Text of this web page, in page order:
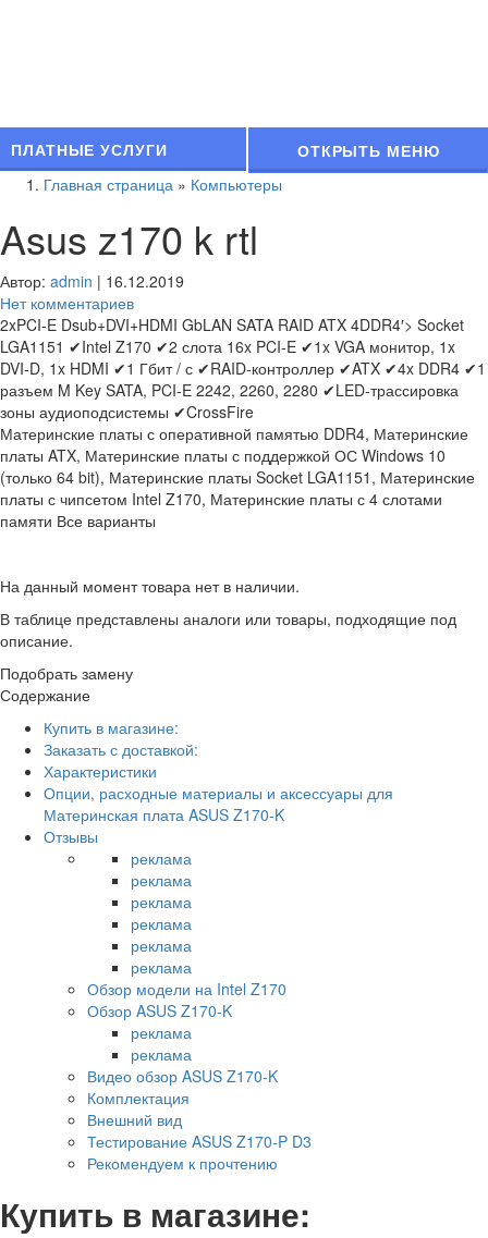
ОТКРЫТЬ МЕНЮ
ПЛАТНЫЕ УСЛУГИ
Главная страница » Компьютеры
Asus z170 k rtl
Автор: admin | 16.12.2019
Нет комментариев
2xPCI-E Dsub+DVI+HDMI GbLAN SATA RAID ATX 4DDR4′> Socket
LGA1151 ✔Intel Z170 ✔2 слота 16x PCI-E ✔1x VGA монитор, 1x
DVI-D, 1x HDMI ✔1 Гбит / с ✔RAID-контроллер ✔ATX ✔4x DDR4 ✔1
разъем M Key SATA, PCI-E 2242, 2260, 2280 ✔LED-трассировка
зоны аудиоподсистемы ✔CrossFire
Материнские платы с оперативной памятью DDR4, Материнские
платы ATX, Материнские платы с поддержкой ОС Windows 10
(только 64 bit), Материнские платы Socket LGA1151, Материнские
платы с чипсетом Intel Z170, Материнские платы с 4 слотами
памяти Все варианты
На данный момент товара нет в наличии.
В таблице представлены аналоги или товары, подходящие под
описание.
Подобрать замену
Содержание
Купить в магазине:
Заказать с доставкой:
Характеристики
Опции, расходные материалы и аксессуары для
Материнская плата ASUS Z170-K
Отзывы
реклама
реклама
реклама
реклама
реклама
реклама
Обзор модели на Intel Z170
Обзор ASUS Z170-K
реклама
реклама
Видео обзор ASUS Z170-K
Комплектация
Внешний вид
Тестирование ASUS Z170-P D3
Рекомендуем к прочтению
Купить в магазине: